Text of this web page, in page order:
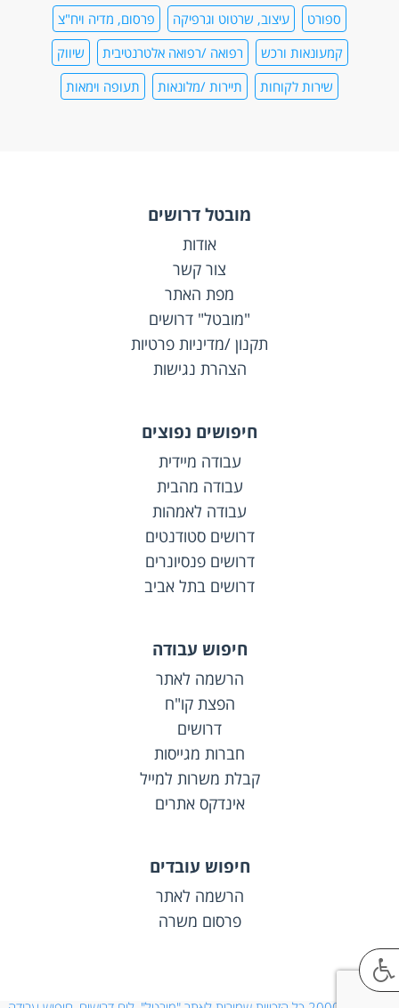
ספורט
עיצוב, שרטוט וגרפיקה
פרסום, מדיה ויח"צ
קמעונאות ורכש
רפואה /רפואה אלטרנטיבית
שיווק
שירות לקוחות
תיירות /מלונאות תעופה וימאות
מובטל דרושים
אודות
צור קשר
מפת האתר
"מובטל" דרושים
תקנון /מדיניות פרטיות
הצהרת נגישות
חיפושים נפוצים
עבודה מיידית
עבודה מהבית
עבודה לאמהות
דרושים סטודנטים
דרושים פנסיונרים
דרושים בתל אביב
חיפוש עבודה
הרשמה לאתר
הפצת קו"ח
דרושים
חברות מגייסות
קבלת משרות למייל
אינדקס אתרים
חיפוש עובדים
הרשמה לאתר
פרסום משרה